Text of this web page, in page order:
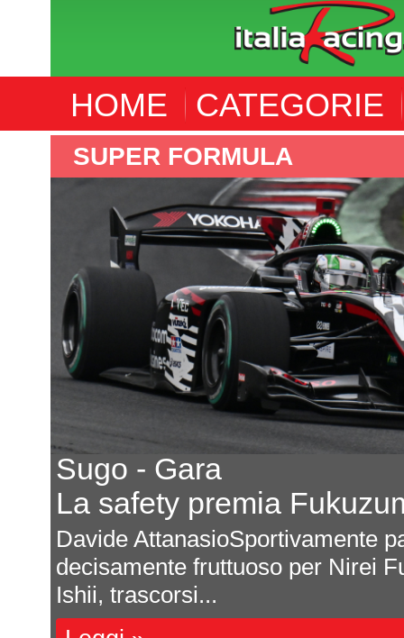
HOME CATEGORIE
SUPER FORMULA
Sugo - Gara
La safety premia
Davide AttanasioSportivamente
decisamente fruttuoso per Nirei
Ishii, trascorsi...